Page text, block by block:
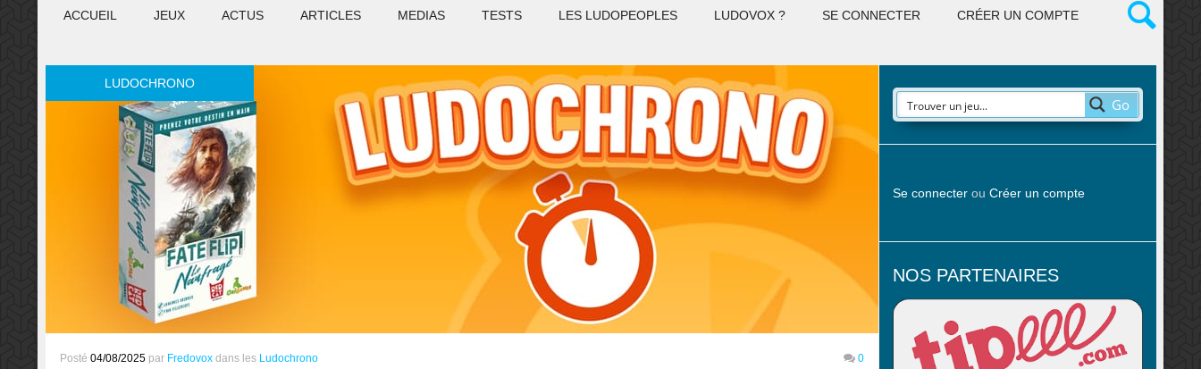
ACCUEIL JEUX ACTUS ARTICLES MEDIAS TESTS LES LUDOPEOPLES LUDOVOX ? SE CONNECTER CRÉER UN COMPTE
LUDOCHRONO
Posté 04/08/2025 par Fredovox dans les Ludochrono 0
Go
Se connecterou Créer un compte
NOS PARTENAIRES